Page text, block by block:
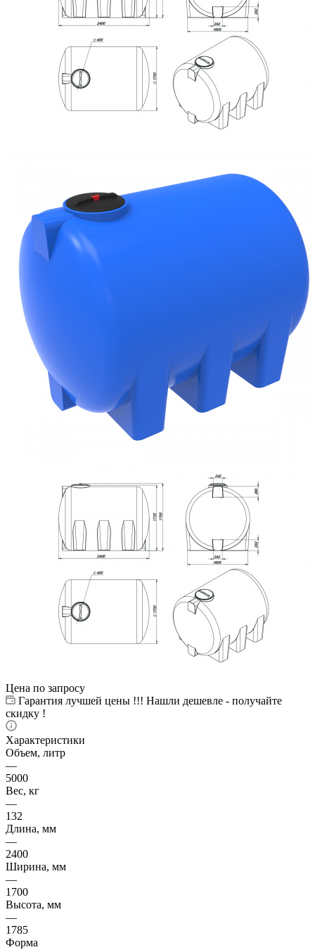
Цена по запросу
Гарантия лучшей цены !!! Нашли дешевле - получайте
скидку !
Характеристики
Объем, литр
—
5000
Вес, кг
—
132
Длина, мм
—
2400
Ширина, мм
—
1700
Высота, мм
—
1785
Форма